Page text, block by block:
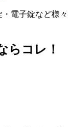
電子錠など様々
らコレ！